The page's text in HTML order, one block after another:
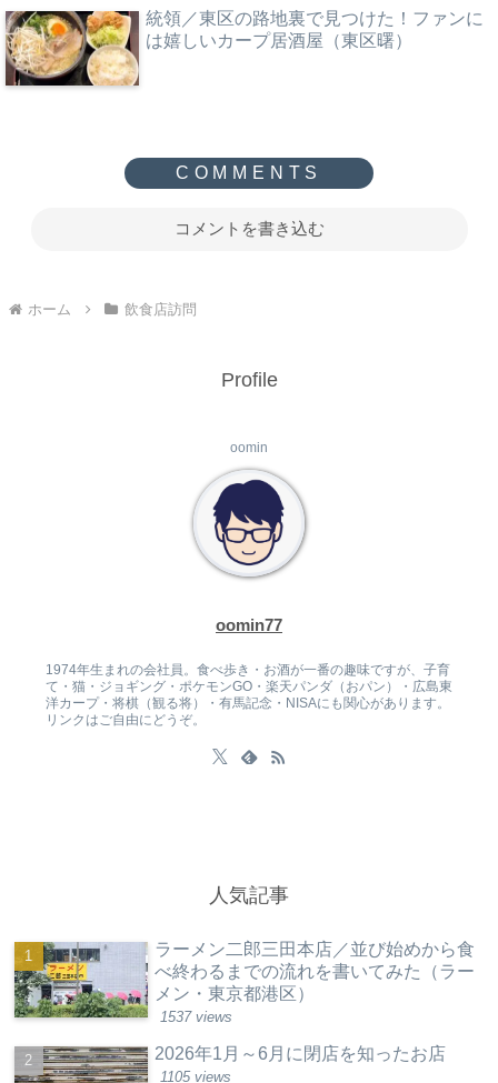
統領／東区の路地裏で見つけた！ファンに
は嬉しいカープ居酒屋（東区曙）
コメントを書き込む
ホーム 飲食店訪問
Profile
oomin
oomin77
1974年生まれの会社員。食べ歩き・お酒が一番の趣味ですが、子育
て・猫・ジョギング・ポケモンGO・楽天パンダ（おパン）・広島東
洋カープ・将棋（観る将）・有馬記念・NISAにも関心があります。
リンクはご自由にどうぞ。
人気記事
ラーメン二郎三田本店／並び始めから食
べ終わるまでの流れを書いてみた（ラー
メン・東京都港区）
1537 views
2026年1月～6月に閉店を知ったお店
1105 views